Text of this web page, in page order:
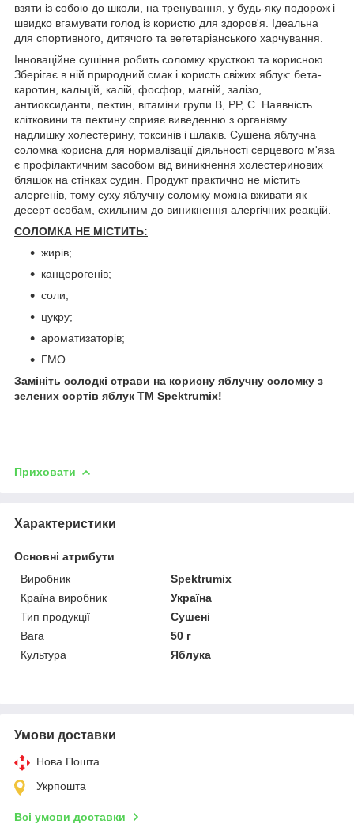
взяти із собою до школи, на тренування, у будь-яку подорож і
швидко вгамувати голод із користю для здоров'я. Ідеальна
для спортивного, дитячого та вегетаріанського харчування.
Інноваційне сушіння робить соломку хрусткою та корисною.
Зберігає в ній природний смак і користь свіжих яблук: бета-
каротин, кальцій, калій, фосфор, магній, залізо,
антиоксиданти, пектин, вітаміни групи B, PP, C. Наявність
клітковини та пектину сприяє виведенню з організму
надлишку холестерину, токсинів і шлаків. Сушена яблучна
соломка корисна для нормалізації діяльності серцевого м'яза
є профілактичним засобом від виникнення холестеринових
бляшок на стінках судин. Продукт практично не містить
алергенів, тому суху яблучну соломку можна вживати як
десерт особам, схильним до виникнення алергічних реакцій.
СОЛОМКА НЕ МІСТИТЬ:
жирів;
канцерогенів;
соли;
цукру;
ароматизаторів;
ГМО.
Замініть солодкі страви на корисну яблучну соломку з
зелених сортів яблук ТМ Spektrumix!
Приховати
Характеристики
Основні атрибути
Виробник
Spektrumix
Країна виробник
Україна
Тип продукції
Сушені
Вага
50 г
Культура
Яблука
Умови доставки
Нова Пошта
Укрпошта
Всі умови доставки